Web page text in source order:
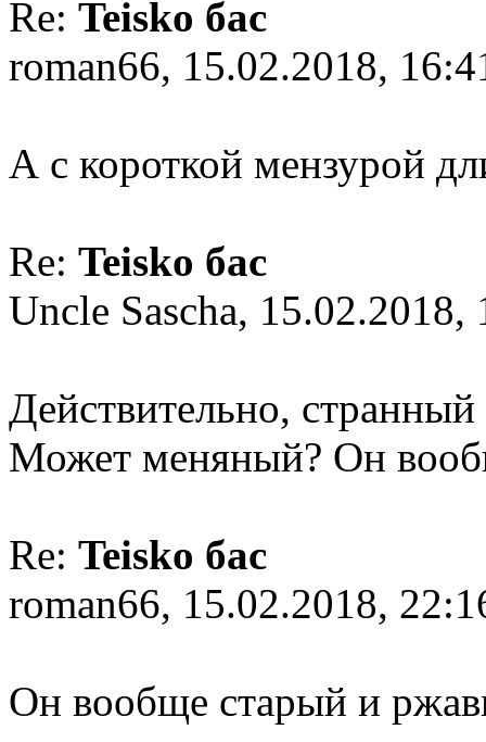
Re: Teisko бас
roman66, 15.02.2018,
А с короткой мензурой
Re: Teisko бас
Uncle Sascha, 15.02.2018,
Действительно,
Может меняный? Он
Re: Teisko бас
roman66, 15.02.2018,
Он вообще старый и